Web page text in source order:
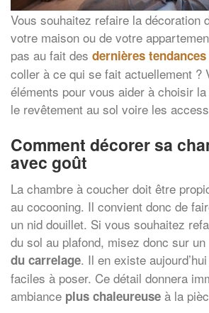
Vous souhaitez refaire la décoration
votre maison ou de votre
pas au fait des dernières
coller à ce qui se fait actuellement ?
éléments pour vous aider à choisir
le revêtement au sol voire les
Comment décorer sa
avec goût
La chambre à coucher doit être
au cocooning. Il convient donc de
un nid douillet. Si vous souhaitez
du sol au plafond, misez donc sur
du carrelage. Il en existe
faciles à poser. Ce détail donnera
ambiance plus chaleureuse à la